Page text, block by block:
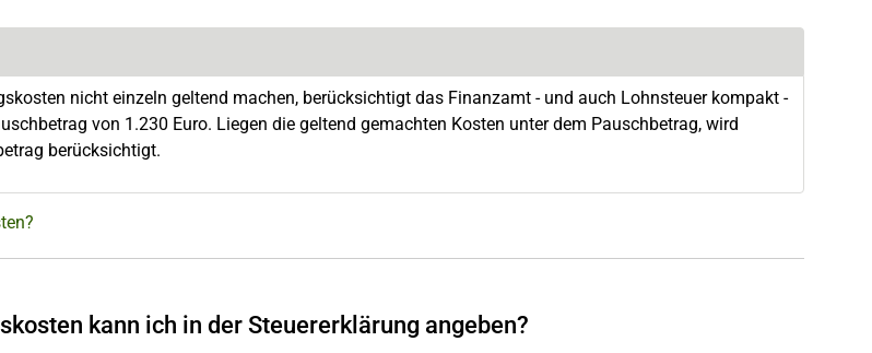
nicht einzeln geltend machen, berücksichtigt das Finanzamt - und auch Lohnsteuer kompakt -
von 1.230 Euro. Liegen die geltend gemachten Kosten unter dem Pauschbetrag, wird
berücksichtigt.
kann ich in der Steuererklärung angeben?